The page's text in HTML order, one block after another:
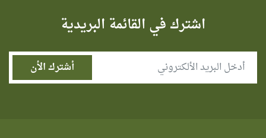
اشترك في القائمة البريدية